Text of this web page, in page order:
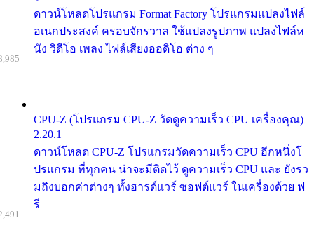
ดาวน์โหลดโปรแกรม Format Factory โปรแกรมแปลงไฟล์
อเนกประสงค์ ครอบจักรวาล ใช้แปลงรูปภาพ แปลงไฟล์ห
นัง วิดีโอ เพลง ไฟล์เสียงออดิโอ ต่าง ๆ
CPU-Z (โปรแกรม CPU-Z วัดดูความเร็ว CPU เครื่องคุณ)
2.20.1
ดาวน์โหลด CPU-Z โปรแกรมวัดความเร็ว CPU อีกหนึ่งโ
ปรแกรม ที่ทุกคน น่าจะมีติดไว้ ดูความเร็ว CPU และ ยังรว
มถึงบอกค่าต่างๆ ทั้งฮารด์แวร์ ซอฟต์แวร์ ในเครื่องด้วย ฟ
รี